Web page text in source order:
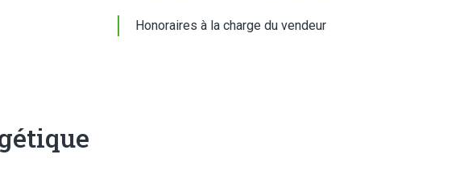
Honoraires à la charge du vendeur